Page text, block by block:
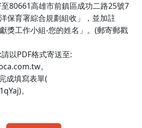
80661高雄市前鎮區成功二路25號7
保育署綜合規劃組收」，並加註
獎工作小組-您的姓名」。 (郵寄郵戳
:請以PDF格式寄送至:
。
成填寫表單(
。